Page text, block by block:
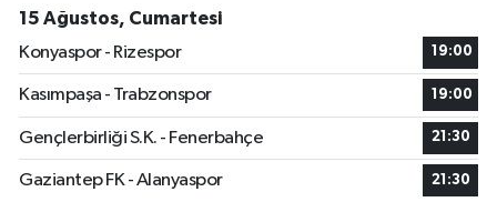
15 Ağustos, Cumartesi
Konyaspor - Rizespor
19:00
Kasımpaşa - Trabzonspor 19:00
Gençlerbirliği S.K. - Fenerbahçe 21:30
Gaziantep FK - Alanyaspor 21:30